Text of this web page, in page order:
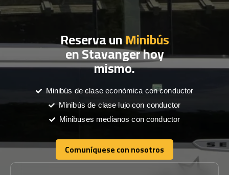
Reserva unMinibús
en Stavanger hoy
mismo.
Minibús de clase económica con conductor
Minibús de clase lujo con conductor
Minibuses medianos con conductor
Comuníquese con nosotros
Comuníquese con nosotros